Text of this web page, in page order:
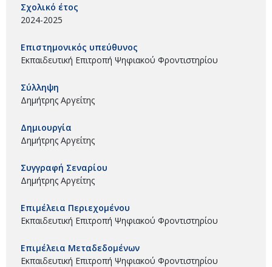
Σχολικό έτος
2024-2025
Επιστημονικός υπεύθυνος
Εκπαιδευτική Επιτροπή Ψηφιακού Φροντιστηρίου
Σύλληψη
Δημήτρης Αργείτης
Δημιουργία
Δημήτρης Αργείτης
Συγγραφή Σεναρίου
Δημήτρης Αργείτης
Επιμέλεια Περιεχομένου
Εκπαιδευτική Επιτροπή Ψηφιακού Φροντιστηρίου
Επιμέλεια Μεταδεδομένων
Εκπαιδευτική Επιτροπή Ψηφιακού Φροντιστηρίου